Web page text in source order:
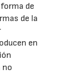
de
de la
en
no